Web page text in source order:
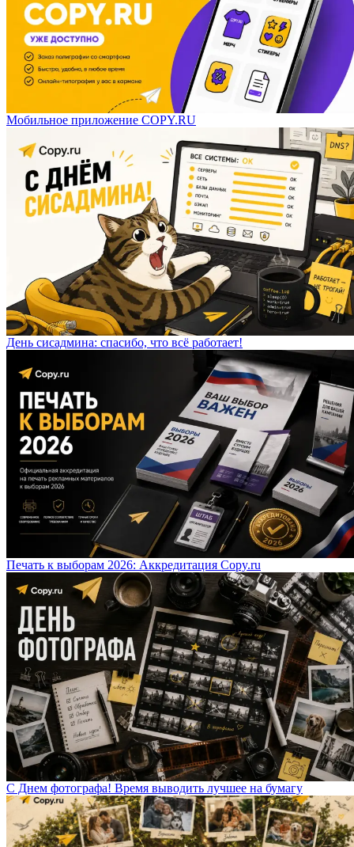
Мобильное приложение COPY.RU
День сисадмина: спасибо, что всё работает!
Печать к выборам 2026: Аккредитация Copy.ru
С Днем фотографа! Время выводить лучшее на бумагу